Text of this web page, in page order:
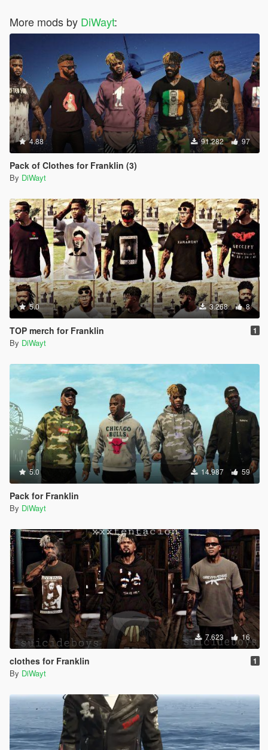
More mods by DiWayt:
4.88 91.282 97
Pack of Clothes for Franklin (3)
By DiWayt
5.0 3.268 8
TOP merch for Franklin 1
By DiWayt
5.0 14.987 59
Pack for Franklin
By DiWayt
7.623 16
clothes for Franklin 1
By DiWayt